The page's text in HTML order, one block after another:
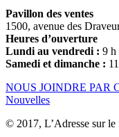
Pavillon des ventes
1500, avenue des
Heures d’ouverture
Lundi au vendredi : 9
Samedi et dimanche :
NOUS JOINDRE PAR
Nouvelles
© 2017, L’Adresse sur